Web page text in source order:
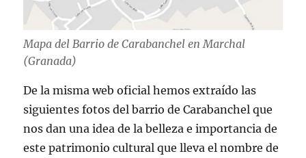
Mapa del Barrio de Carabanchel en Marchal
(Granada)
De la misma web oficial hemos extraído las
siguientes fotos del barrio de Carabanchel que
nos dan una idea de la belleza e importancia de
este patrimonio cultural que lleva el nombre de